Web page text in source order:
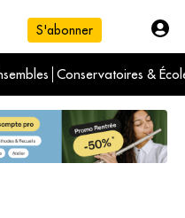
S'abonner
Conservatoires &
mois